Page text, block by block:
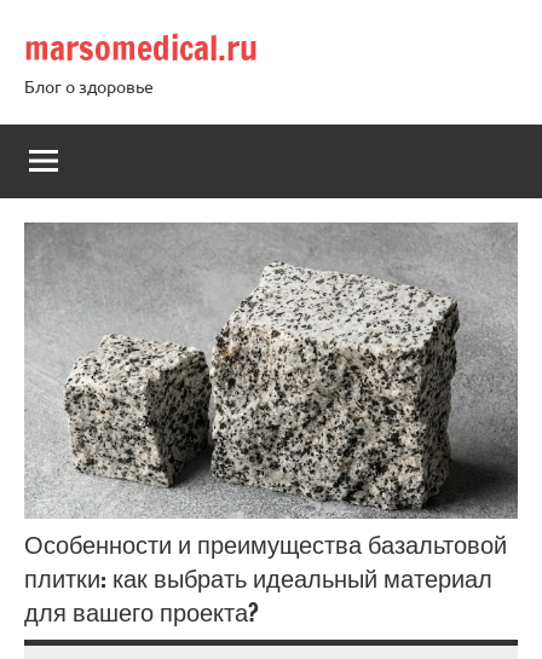
содержимому
marsomedical.ru
Блог о здоровье
Особенности и преимущества базальтовой
плитки: как выбрать идеальный материал
для вашего проекта?